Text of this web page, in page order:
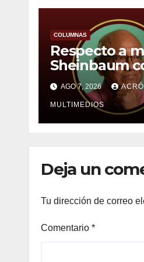
COLUMNAS
Respecto a
Sheinbaum
PRI, en
López
expone
Sarmiento
AGO 7, 2026
MULTIMEDIOS
Deja un
Tu dirección de correo
Comentario *